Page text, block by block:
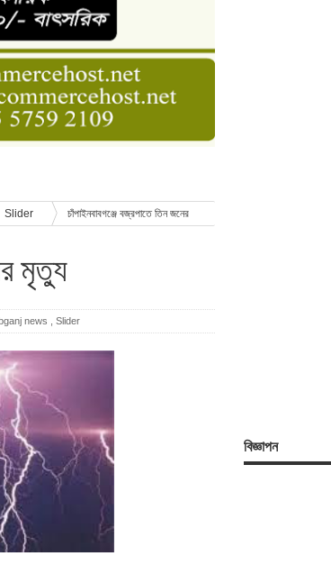
কোর্স
বিজ্ঞাপন
Slider
চাঁপাইনবাবগঞ্জে বজ্রপাতে তিন জনের
মৃত্যু
news Slider